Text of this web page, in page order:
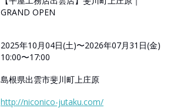
GRAND OPEN
2025年10月04日(土)〜2026年07月31日(金)
10:00〜17:00
島根県出雲市斐川町上庄原
http://niconico-jutaku.com/